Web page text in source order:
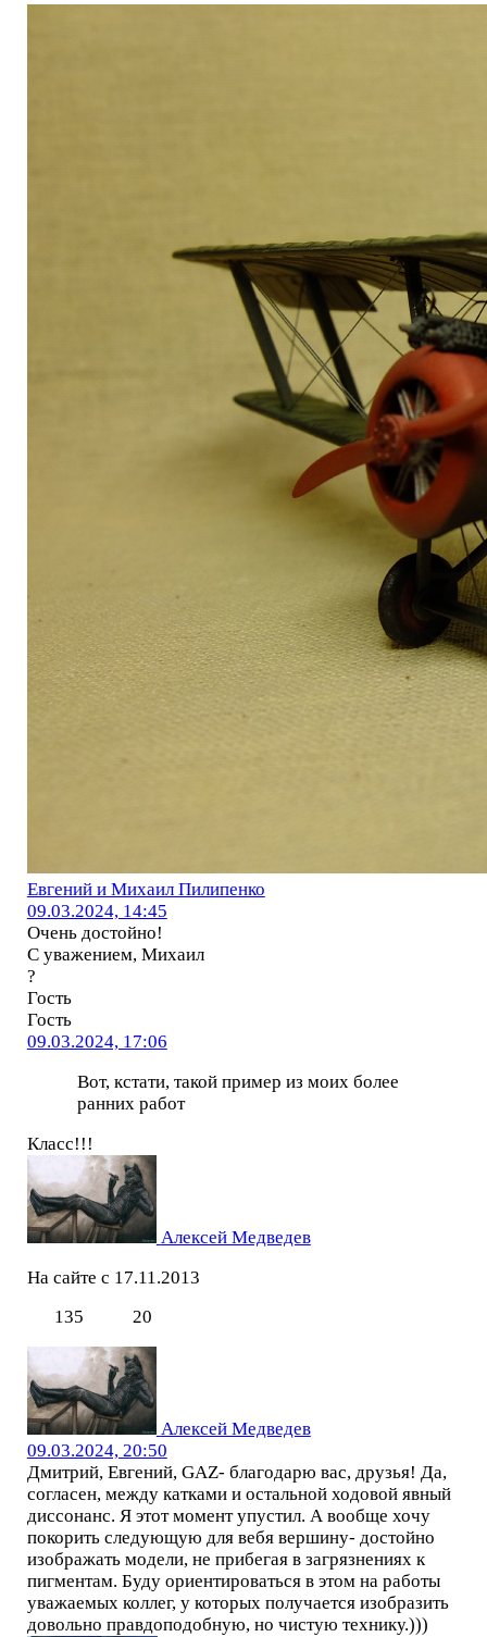
Евгений и Михаил Пилипенко
09.03.2024, 14:45
Очень достойно!
С уважением, Михаил
?
Гость
Гость
09.03.2024, 17:06
Вот, кстати, такой пример из моих более
ранних работ
Класс!!!
Алексей Медведев
На сайте с 17.11.2013
135
20
Алексей Медведев
09.03.2024, 20:50
Дмитрий, Евгений, GAZ- благодарю вас, друзья! Да,
согласен, между катками и остальной ходовой явный
диссонанс. Я этот момент упустил. А вообще хочу
покорить следующую для вебя вершину- достойно
изображать модели, не прибегая в загрязнениях к
пигментам. Буду ориентироваться в этом на работы
уважаемых коллег, у которых получается изобразить
довольно правдоподобную, но чистую технику.)))